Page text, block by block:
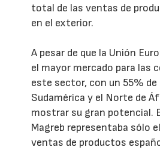
total de las ventas de
en el exterior.
A pesar de que la Unión
el mayor mercado para las
este sector, con un 55%
Sudamérica y el Norte de
mostrar su gran potencial.
Magreb representaba sólo
ventas de productos